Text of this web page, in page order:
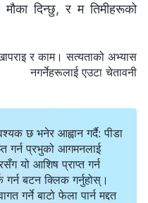
दिन्छु, र म तिमीहरूको
र काम। सत्यताको अभ्यास
नगर्नेहरूलाई एउटा चेतावनी
छ भनेर आह्वान गर्दै: पीडा
गर्न प्रभुको आगमनलाई
यो आशिष प्राप्त गर्न
गर्न बटन क्लिक गर्नुहोस्।
गर्ने बाटो फेला पार्न मद्दत